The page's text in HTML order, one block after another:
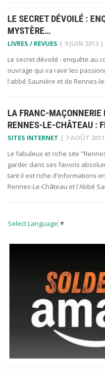
LE SECRET DÉVOILÉ :
MYSTÈRE…
LIVRES / REVUES | 9 JUIN 2013 |
Le secret dévoilé : enquête au
ouvrage qui va ravir les
l'abbé Saunière et de Rennes-
LA FRANC-MAÇONNERIE
RENNES-LE-CHÂTEAU :
SITES INTERNET | 7 AOÛT 2011
Le fabuleux et riche site
garder dans ses favoris
tant il est riche d'informations
Rennes-Le-Château et l'Abbé
Select Language ▼